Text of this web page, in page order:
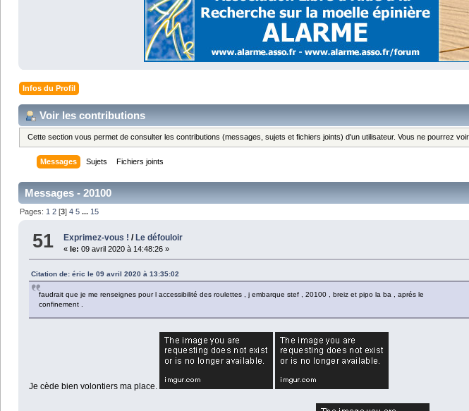
Infos du Profil
Voir les contributions
Cette section vous permet de consulter les contributions (messages, sujets et fichiers joints) d'un utilisateur. Vous ne pourrez
Messages Sujets Fichiers joints
Messages - 20100
Pages:1 2 [3]4 5 ...15
51 Exprimez-vous ! / Le défouloir
«le: 09 avril 2020 à 14:48:26 »
Citation de: éric le 09 avril 2020 à 13:35:02
faudrait que je me renseignes pour l accessibilité des roulettes , j embarque stef , 20100 , breiz et pipo la ba , aprés le
confinement .
Je cède bien volontiers ma place.